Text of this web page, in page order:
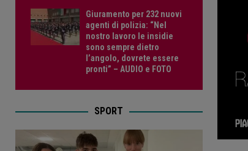
Giuramento per 232 nuovi
agenti di polizia: “Nel
nostro lavoro le insidie
sono sempre dietro
l’angolo, dovrete essere
pronti” – AUDIO e FOTO
SPORT